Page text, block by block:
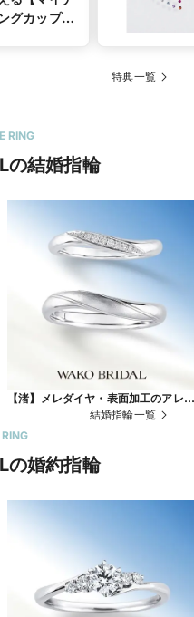
グカップル
特典一覧
RING
の結婚指輪
【渚】メレダイヤ・表面加工のアレン
結婚指輪一覧
の婚約指輪